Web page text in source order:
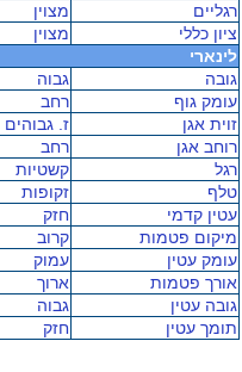
רגליים
מצוין
ציון כללי
מצוין
לינארי
גובה
גבוה
עומק גוף
רחב
זוית אגן
ז. גבוהים
רוחב אגן
רחב
רגל
קשטיות
טלף
זקופות
עטין קדמי
חזק
מיקום פטמות
קרוב
עומק עטין
עמוק
אורך פטמות
ארוך
גובה עטין
גבוה
תומך עטין
חזק